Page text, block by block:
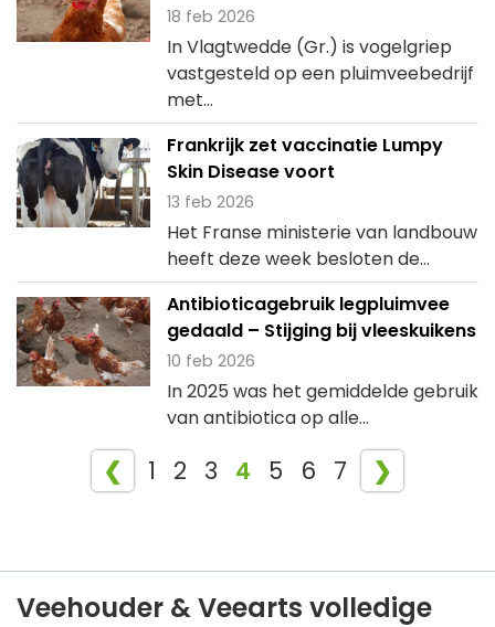
18 feb 2026
In Vlagtwedde (Gr.) is vogelgriep
vastgesteld op een pluimveebedrijf
met...
Frankrijk zet vaccinatie Lumpy
Skin Disease voort
13 feb 2026
Het Franse ministerie van landbouw
heeft deze week besloten de...
Antibioticagebruik legpluimvee
gedaald – Stijging bij vleeskuikens
10 feb 2026
In 2025 was het gemiddelde gebruik
van antibiotica op alle...
❮ 1 2 3 4 5 6 7 ❯
Veehouder & Veearts volledige